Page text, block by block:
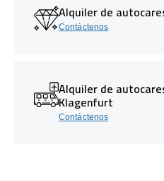
Alquiler de
Contáctenos
Alquiler de
Klagenfurt
Contáctenos